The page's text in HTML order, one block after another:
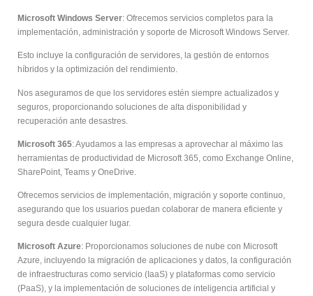
Microsoft Windows Server: Ofrecemos servicios completos para la
implementación, administración y soporte de Microsoft Windows Server.
Esto incluye la configuración de servidores, la gestión de entornos
híbridos y la optimización del rendimiento.
Nos aseguramos de que los servidores estén siempre actualizados y
seguros, proporcionando soluciones de alta disponibilidad y
recuperación ante desastres.
Microsoft 365: Ayudamos a las empresas a aprovechar al máximo las
herramientas de productividad de Microsoft 365, como Exchange Online,
SharePoint, Teams y OneDrive.
Ofrecemos servicios de implementación, migración y soporte continuo,
asegurando que los usuarios puedan colaborar de manera eficiente y
segura desde cualquier lugar.
Microsoft Azure: Proporcionamos soluciones de nube con Microsoft
Azure, incluyendo la migración de aplicaciones y datos, la configuración
de infraestructuras como servicio (IaaS) y plataformas como servicio
(PaaS), y la implementación de soluciones de inteligencia artificial y